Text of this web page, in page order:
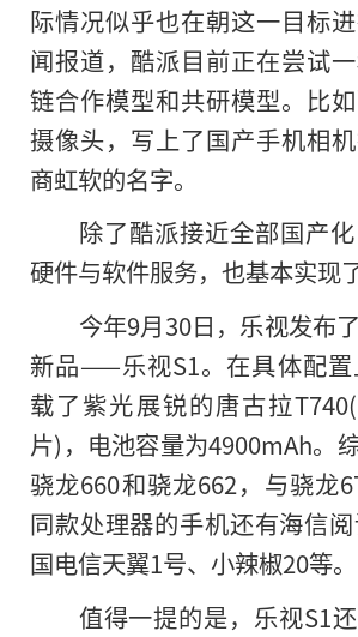
际情况似乎也在朝这一目标
闻报道，酷派目前正在尝试
链合作模型和共研模型。比
摄像头，写上了国产手机相
商虹软的名字。
除了酷派接近全部国产
硬件与软件服务，也基本实现
今年9月30日，乐视发布
新品——乐视S1。在具体配置
载了紫光展锐的唐古拉
片)，电池容量为4900mAh。
骁龙660和骁龙662，与骁龙
同款处理器的手机还有海信
国电信天翼1号、小辣椒20等。
值得一提的是，乐视S1